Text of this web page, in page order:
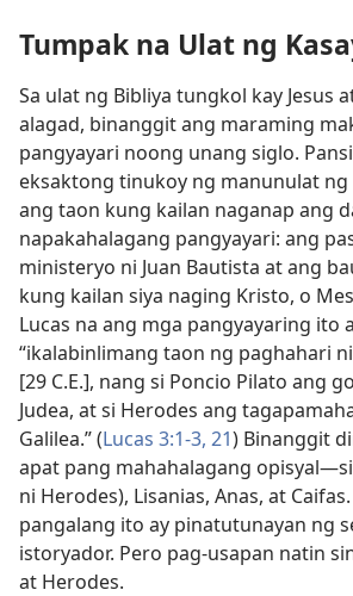
Tumpak na Ulat ng
Sa ulat ng Bibliya tungkol kay Jesus
alagad, binanggit ang maraming
pangyayari noong unang siglo.
eksaktong tinukoy ng manunulat ng
ang taon kung kailan naganap ang
napakahalagang pangyayari: ang
ministeryo ni Juan Bautista at ang
kung kailan siya naging Kristo, o
Lucas na ang mga pangyayaring ito
“ikalabinlimang taon ng paghahari
[29 C.E.], nang si Poncio Pilato ang
Judea, at si Herodes ang
Galilea.” (Lucas 3:1-3, 21) Binanggit
apat pang mahahalagang
ni Herodes), Lisanias, Anas, at
pangalang ito ay pinatutunayan ng
istoryador. Pero pag-usapan natin
at Herodes.